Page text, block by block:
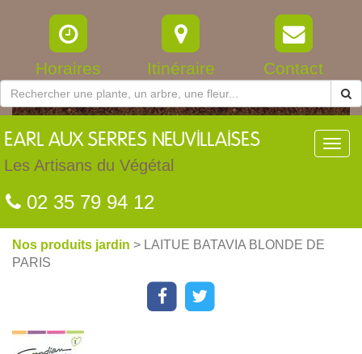
Horaires Itinéraire Contact
EARL AUX SERRES NEUVILLAISES
Les Artisans du Végétal
02 35 79 94 12
Nos produits jardin > LAITUE BATAVIA BLONDE DE
PARIS